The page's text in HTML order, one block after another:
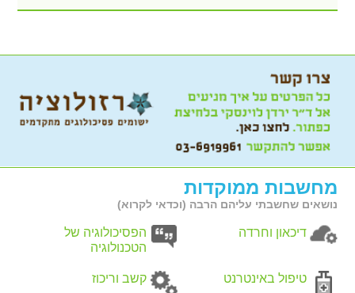
מחשבות ממוקדות
נושאים שחשבתי עליהם הרבה (וכדאי לקרוא)
דיכאון וחרדה
הפסיכולוגיה של
הטכנולוגיה
טיפול באינטרנט קשב וריכוז